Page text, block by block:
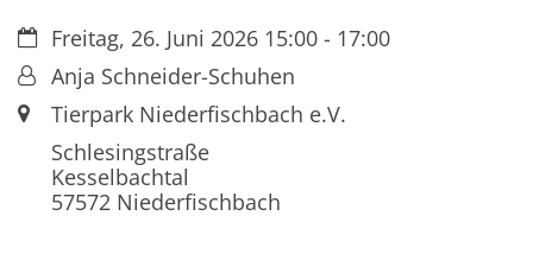
Datum:Freitag, 26. Juni 2026 15:00 - 17:00
Von:Anja Schneider-Schuhen
Ort:Tierpark Niederfischbach e.V.
Schlesingstraße
Kesselbachtal
57572Niederfischbach